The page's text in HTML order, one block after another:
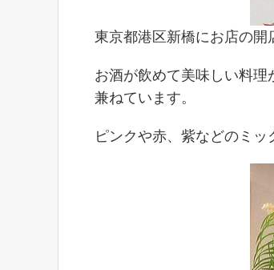
東京都港区新橋にお店の開
お酒が飲めて美味しい料
兼ねています。
ピンクや赤、紫などのミッ